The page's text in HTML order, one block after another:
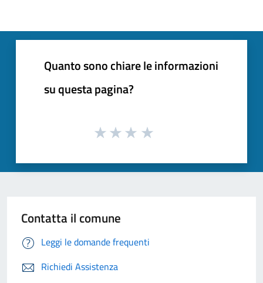
Quanto sono chiare le informazioni
su questa pagina?
Contatta il comune
Leggi le domande frequenti
Richiedi Assistenza